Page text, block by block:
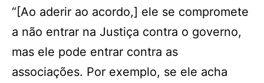
“[Ao aderir ao acordo,] ele se compromete
a não entrar na Justiça contra o governo,
mas ele pode entrar contra as
associações. Por exemplo, se ele acha